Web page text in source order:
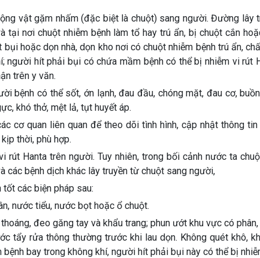
vật gặm nhấm (đặc biệt là chuột) sang người. Đường lây
tại nơi chuột nhiễm bệnh làm tổ hay trú ẩn, bị chuột cắn
hoặc dọn nhà, dọn kho nơi có chuột nhiễm bệnh trú ẩn,
người hít phải bụi có chứa mầm bệnh có thể bị nhiễm vi rút
trên y văn.
bệnh có thể sốt, ớn lạnh, đau đầu, chóng mặt, đau cơ,
khó thở, mệt lả, tụt huyết áp.
cơ quan liên quan để theo dõi tình hình, cập nhật thông
thời, phù hợp.
Hanta trên người. Tuy nhiên, trong bối cảnh nước ta
các bệnh dịch khác lây truyền từ chuột sang người,
các biện pháp sau:
nước tiểu, nước bọt hoặc ổ chuột.
đeo găng tay và khẩu trang; phun ướt khu vực có
tẩy rửa thông thường trước khi lau dọn. Không quét khô,
bay trong không khí, người hít phải bụi này có thể bị